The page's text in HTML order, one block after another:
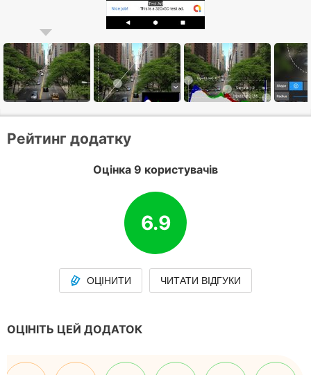
Рейтинг додатку
Оцінка 9 користувачів
6.9
ОЦІНИТИ ЧИТАТИ ВІДГУКИ
ОЦІНІТЬ ЦЕЙ ДОДАТОК